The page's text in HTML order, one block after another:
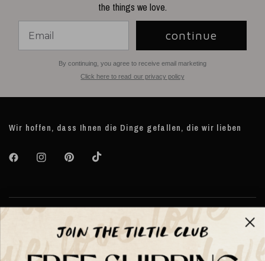
the things we love.
continue
By continuing, you agree to receive email marketing
Click here to read our privacy policy
Wir hoffen, dass Ihnen die Dinge gefallen, die wir lieben
Über TILTIL